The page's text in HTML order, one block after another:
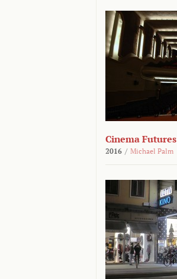
Cinema Futures
2016 / Michael Palm